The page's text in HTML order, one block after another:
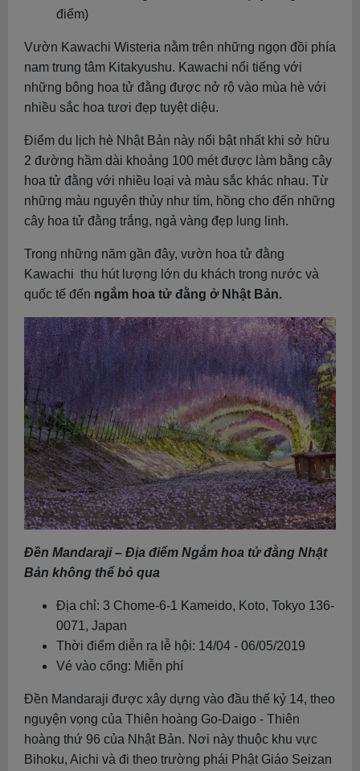
điểm)
Vườn Kawachi Wisteria nằm trên những ngọn đồi phía
nam trung tâm Kitakyushu. Kawachi nổi tiếng với
những bông hoa tử đằng được nở rộ vào mùa hè với
nhiều sắc hoa tươi đẹp tuyệt diệu.
Điểm du lịch hè Nhật Bản này nổi bật nhất khi sở hữu
2 đường hầm dài khoảng 100 mét được làm bằng cây
hoa tử đằng với nhiều loại và màu sắc khác nhau. Từ
những màu nguyên thủy như tím, hồng cho đến những
cây hoa tử đằng trắng, ngả vàng đẹp lung linh.
Trong những năm gần đây, vườn hoa tử đằng
Kawachi thu hút lượng lớn du khách trong nước và
quốc tế đến ngắm hoa tử đằng ở Nhật Bản.
Đền Mandaraji – Địa điểm Ngắm hoa tử đằng Nhật
Bản không thể bỏ qua
Địa chỉ: 3 Chome-6-1 Kameido, Koto, Tokyo 136-
0071, Japan
Thời điểm diễn ra lễ hội: 14/04 - 06/05/2019
Vé vào cổng: Miễn phí
Đền Mandaraji được xây dựng vào đầu thế kỷ 14, theo
nguyện vọng của Thiên hoàng Go-Daigo - Thiên
hoàng thứ 96 của Nhật Bản. Nơi này thuộc khu vực
Bihoku, Aichi và đi theo trường phái Phật Giáo Seizan